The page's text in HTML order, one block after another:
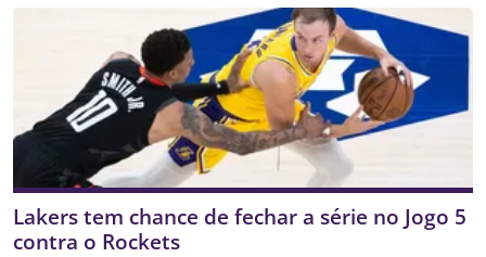
Lakers tem chance de fechar a série no Jogo 5
contra o Rockets